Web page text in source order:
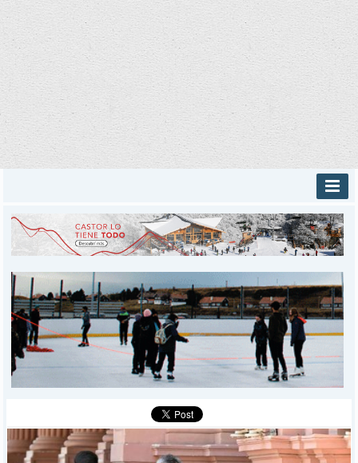
INICIO
PROVINCIALES
DEPORTES
POLICIALES
I-DIARIO
MÁS
BÚSQUEDA